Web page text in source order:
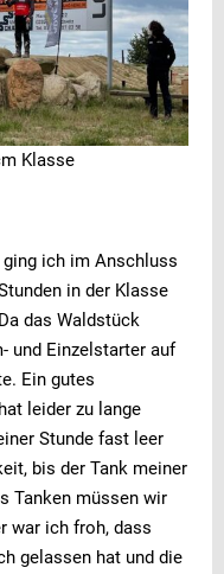
Klasse
ich im Anschluss
in der Klasse
das Waldstück
und Einzelstarter auf
Ein gutes
leider zu lange
Stunde fast leer
bis der Tank meiner
Tanken müssen wir
war ich froh, dass
gelassen hat und die